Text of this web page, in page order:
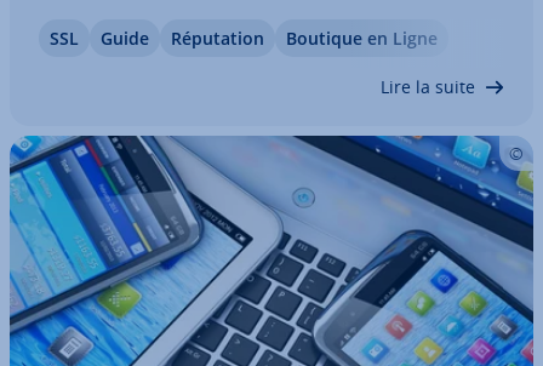
Plusieurs facteurs entrent en jeu : une bonne pré­
SSL Guide Ré­pu­ta­tion Boutique en Ligne
Lire la suite